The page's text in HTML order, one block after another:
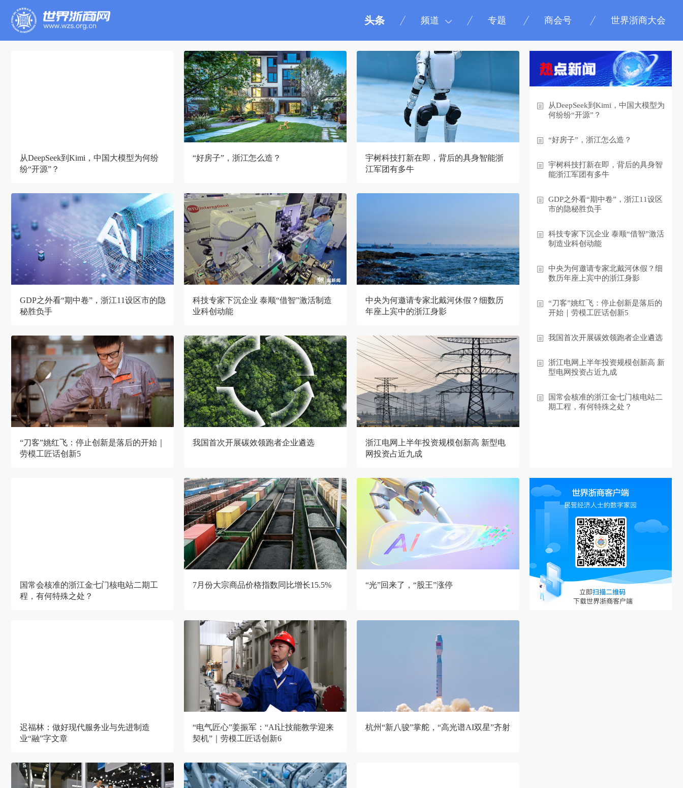
头条 频道 专题 商会号 世界浙商大会
从DeepSeek到Kimi，中国大模型为何纷
纷“开源”？
“好房子”，浙江怎么造？
宇树科技打新在即，背后的具身智能浙
江军团有多牛
GDP之外看“期中卷”，浙江11设区市的隐
秘胜负手
科技专家下沉企业 泰顺“借智”激活制造
业科创动能
中央为何邀请专家北戴河休假？细数历
年座上宾中的浙江身影
“刀客”姚红飞：停止创新是落后的开始｜
劳模工匠话创新5
我国首次开展碳效领跑者企业遴选
浙江电网上半年投资规模创新高 新型电
网投资占近九成
国常会核准的浙江金七门核电站二期工
程，有何特殊之处？
7月份大宗商品价格指数同比增长15.5% “光”回来了，“股王”涨停
迟福林：做好现代服务业与先进制造
业“融”字文章
“电气匠心”姜振军：“AI让技能教学迎来
契机”｜劳模工匠话创新6
杭州“新八骏”掌舵，“高光谱AI双星”齐射
从DeepSeek到Kimi，中国大模型为
何纷纷“开源”？
“好房子”，浙江怎么造？
宇树科技打新在即，背后的具身智
能浙江军团有多牛
GDP之外看“期中卷”，浙江11设区
市的隐秘胜负手
科技专家下沉企业 泰顺“借智”激活
制造业科创动能
中央为何邀请专家北戴河休假？细
数历年座上宾中的浙江身影
“刀客”姚红飞：停止创新是落后的
开始｜劳模工匠话创新5
我国首次开展碳效领跑者企业遴选
浙江电网上半年投资规模创新高 新
型电网投资占近九成
国常会核准的浙江金七门核电站二
期工程，有何特殊之处？